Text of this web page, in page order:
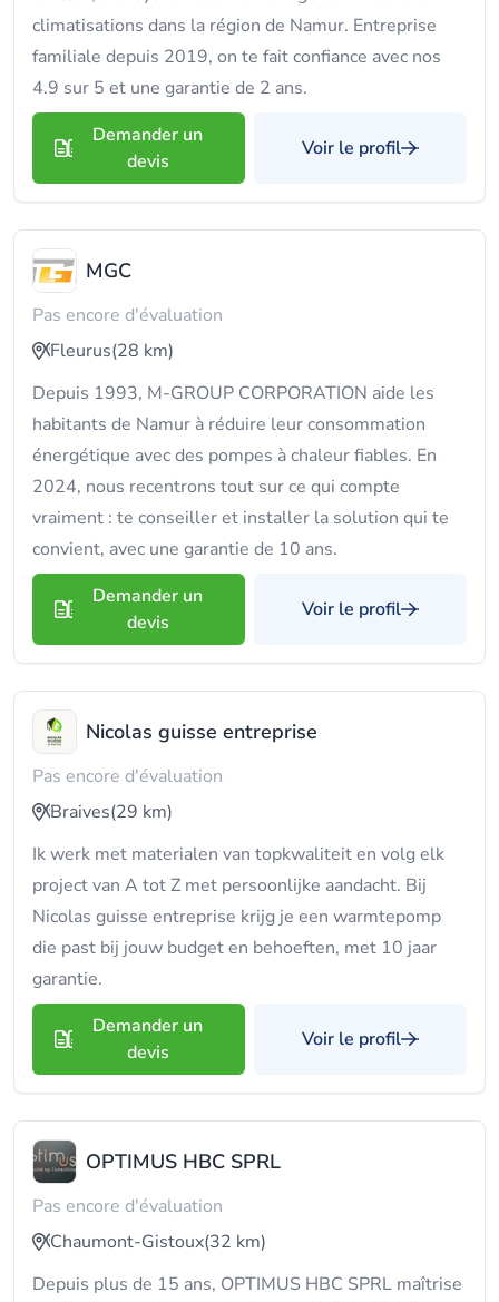
climatisations dans la région de Namur. Entreprise
familiale depuis 2019, on te fait confiance avec nos
4.9 sur 5 et une garantie de 2 ans.
Demander un
devis
Voir le profil
MGC
Pas encore d'évaluation
Fleurus(28 km)
Depuis 1993, M-GROUP CORPORATION aide les
habitants de Namur à réduire leur consommation
énergétique avec des pompes à chaleur fiables. En
2024, nous recentrons tout sur ce qui compte
vraiment : te conseiller et installer la solution qui te
convient, avec une garantie de 10 ans.
Demander un
devis
Voir le profil
Nicolas guisse entreprise
Pas encore d'évaluation
Braives(29 km)
Ik werk met materialen van topkwaliteit en volg elk
project van A tot Z met persoonlijke aandacht. Bij
Nicolas guisse entreprise krijg je een warmtepomp
die past bij jouw budget en behoeften, met 10 jaar
garantie.
Demander un
devis
Voir le profil
OPTIMUS HBC SPRL
Pas encore d'évaluation
Chaumont-Gistoux(32 km)
Depuis plus de 15 ans, OPTIMUS HBC SPRL maîtrise